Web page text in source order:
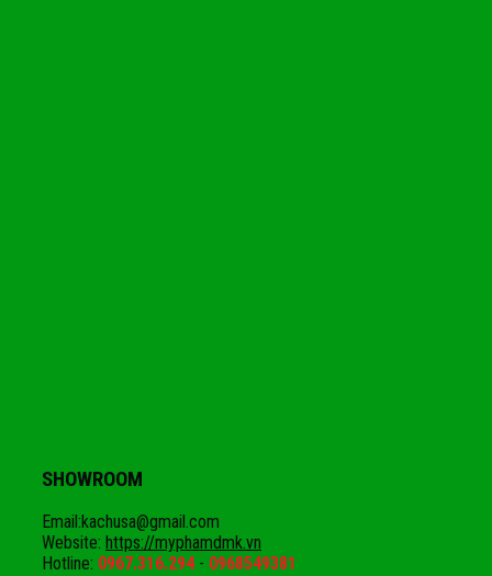
SHOWROOM
Email:kachusa@gmail.com
Website: https://myphamdmk.vn
Hotline: 0967.316.294- 0968549381